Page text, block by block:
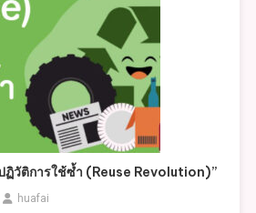
ฏิวัติการใช้ซ้ำ (Reuse Revolution)”
huafai